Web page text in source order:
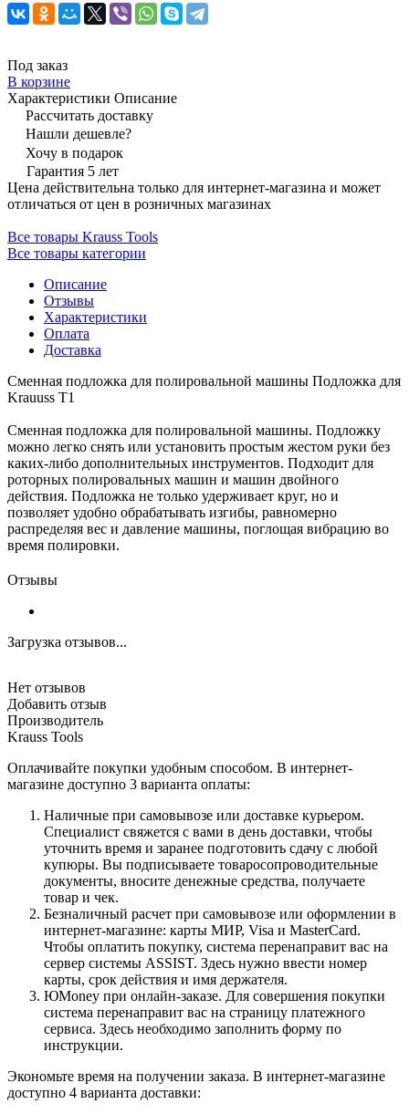
Под заказ
В корзине
Характеристики Описание
Рассчитать доставку
Нашли дешевле?
Хочу в подарок
Гарантия 5 лет
Цена действительна только для интернет-магазина и может
отличаться от цен в розничных магазинах
Все товары Krauss Tools
Все товары категории
Описание
Отзывы
Характеристики
Оплата
Доставка
Сменная подложка для полировальной машины Подложка для
Krauuss T1
Сменная подложка для полировальной машины. Подложку
можно легко снять или установить простым жестом руки без
каких-либо дополнительных инструментов. Подходит для
роторных полировальных машин и машин двойного
действия. Подложка не только удерживает круг, но и
позволяет удобно обрабатывать изгибы, равномерно
распределяя вес и давление машины, поглощая вибрацию во
время полировки.
Отзывы
Загрузка отзывов...
Нет отзывов
Добавить отзыв
Производитель
Krauss Tools
Оплачивайте покупки удобным способом. В интернет-
магазине доступно 3 варианта оплаты:
Наличные при самовывозе или доставке курьером.
Специалист свяжется с вами в день доставки, чтобы
уточнить время и заранее подготовить сдачу с любой
купюры. Вы подписываете товаросопроводительные
документы, вносите денежные средства, получаете
товар и чек.
Безналичный расчет при самовывозе или оформлении в
интернет-магазине: карты МИР, Visa и MasterCard.
Чтобы оплатить покупку, система перенаправит вас на
сервер системы ASSIST. Здесь нужно ввести номер
карты, срок действия и имя держателя.
ЮMoney при онлайн-заказе. Для совершения покупки
система перенаправит вас на страницу платежного
сервиса. Здесь необходимо заполнить форму по
инструкции.
Экономьте время на получении заказа. В интернет-магазине
доступно 4 варианта доставки: